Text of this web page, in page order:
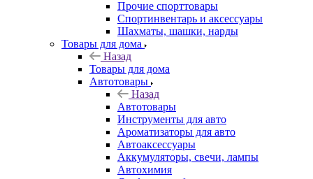
Прочие спорттовары
Спортинвентарь и аксессуары
Шахматы, шашки, нарды
Товары для дома
Назад
Товары для дома
Автотовары
Назад
Автотовары
Инструменты для авто
Ароматизаторы для авто
Автоаксессуары
Аккумуляторы, свечи, лампы
Автохимия